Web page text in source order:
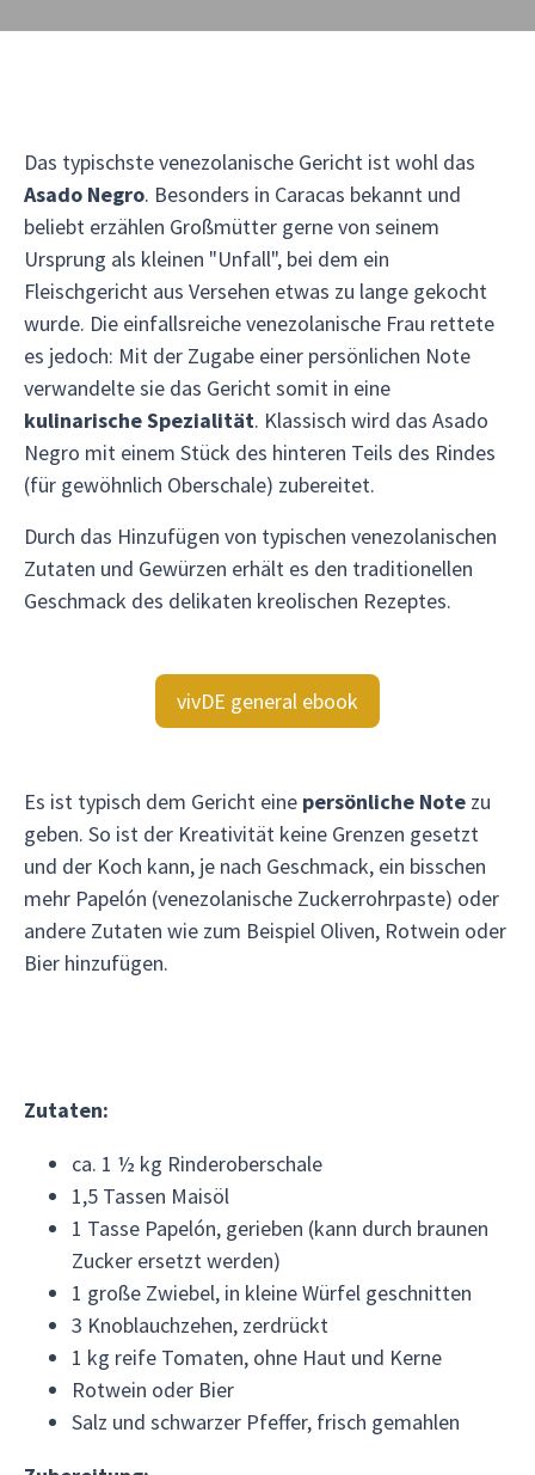
Das typischste venezolanische Gericht ist wohl das
Asado Negro. Besonders in Caracas bekannt und
beliebt erzählen Großmütter gerne von seinem
Ursprung als kleinen "Unfall", bei dem ein
Fleischgericht aus Versehen etwas zu lange gekocht
wurde. Die einfallsreiche venezolanische Frau rettete
es jedoch: Mit der Zugabe einer persönlichen Note
verwandelte sie das Gericht somit in eine
kulinarische Spezialität. Klassisch wird das Asado
Negro mit einem Stück des hinteren Teils des Rindes
(für gewöhnlich Oberschale) zubereitet.
Durch das Hinzufügen von typischen venezolanischen
Zutaten und Gewürzen erhält es den traditionellen
Geschmack des delikaten kreolischen Rezeptes.
vivDE general ebook
Es ist typisch dem Gericht eine persönliche Note zu
geben. So ist der Kreativität keine Grenzen gesetzt
und der Koch kann, je nach Geschmack, ein bisschen
mehr Papelón (venezolanische Zuckerrohrpaste) oder
andere Zutaten wie zum Beispiel Oliven, Rotwein oder
Bier hinzufügen.
Zutaten:
ca. 1 ½ kg Rinderoberschale
1,5 Tassen Maisöl
1 Tasse Papelón, gerieben (kann durch braunen
Zucker ersetzt werden)
1 große Zwiebel, in kleine Würfel geschnitten
3 Knoblauchzehen, zerdrückt
1 kg reife Tomaten, ohne Haut und Kerne
Rotwein oder Bier
Salz und schwarzer Pfeffer, frisch gemahlen